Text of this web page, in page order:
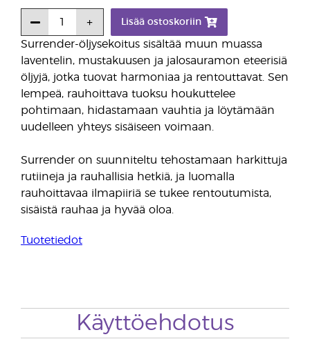
Surrender-öljysekoitus sisältää muun muassa
laventelin, mustakuusen ja jalosauramon eteerisiä
öljyjä, jotka tuovat harmoniaa ja rentouttavat. Sen
lempeä, rauhoittava tuoksu houkuttelee
pohtimaan, hidastamaan vauhtia ja löytämään
uudelleen yhteys sisäiseen voimaan.
Surrender on suunniteltu tehostamaan harkittuja
rutiineja ja rauhallisia hetkiä, ja luomalla
rauhoittavaa ilmapiiriä se tukee rentoutumista,
sisäistä rauhaa ja hyvää oloa.
Tuotetiedot
Lisää ostoskoriin
Käyttöehdotus